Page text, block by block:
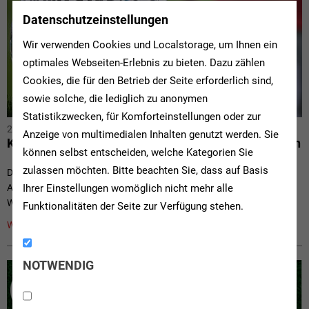
24.03.2022 Fußball-News
Keine Spielabsagen mehr aufgrund von Coronafällen
Der Verbands-Fußball-Ausschuss (VFA) und der Verbands-Jugend-
Ausschuss (VJA) des Fußball- und Leichtathletik-Verbandes
Westfalen (FLVW) haben die...
Weiterlesen »
Datenschutzeinstellungen
Wir verwenden Cookies und Localstorage, um Ihnen ein
optimales Webseiten-Erlebnis zu bieten. Dazu zählen
Cookies, die für den Betrieb der Seite erforderlich sind,
sowie solche, die lediglich zu anonymen
Statistikzwecken, für Komforteinstellungen oder zur
Anzeige von multimedialen Inhalten genutzt werden. Sie
können selbst entscheiden, welche Kategorien Sie
zulassen möchten. Bitte beachten Sie, dass auf Basis
Ihrer Einstellungen womöglich nicht mehr alle
Funktionalitäten der Seite zur Verfügung stehen.
NOTWENDIG